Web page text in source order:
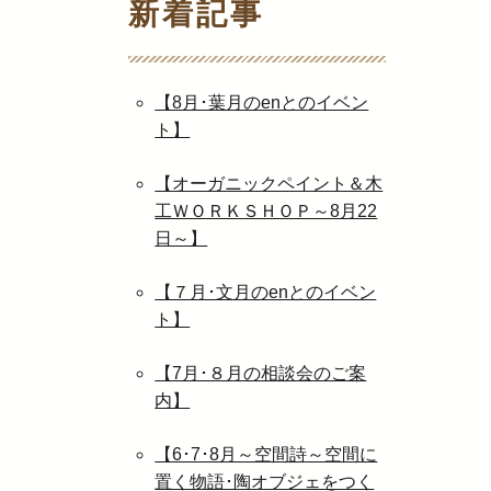
新着記事
【8月･葉月のenとのイベン
ト】
【オーガニックペイント＆木
工ＷＯＲＫＳＨＯＰ～8月22
日～】
【７月･文月のenとのイベン
ト】
【7月･８月の相談会のご案
内】
【6･7･8月～空間詩～空間に
置く物語･陶オブジェをつく